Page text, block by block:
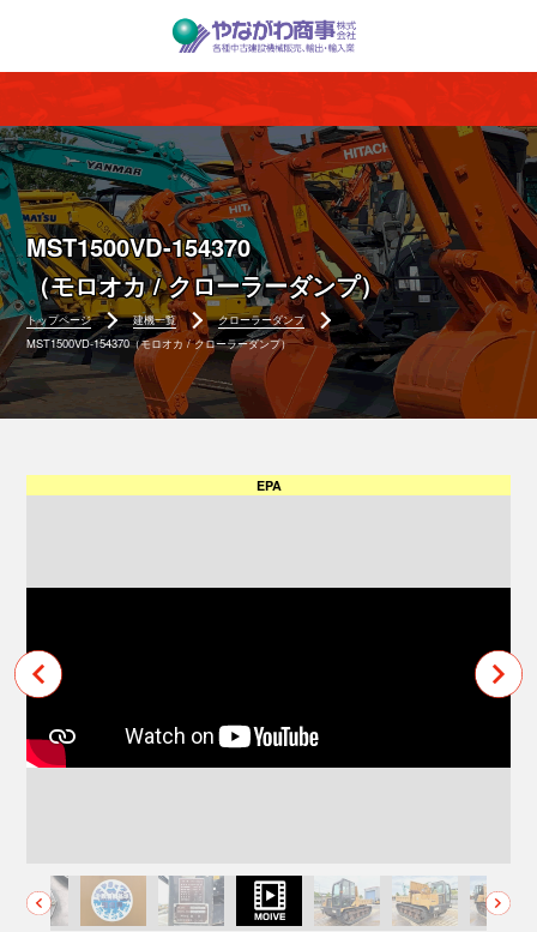
MST1500VD-154370
（モロオカ / クローラーダンプ）
トップページ 建機一覧
クローラーダンプ
MST1500VD-154370（モロオカ / クローラーダンプ）
EPA